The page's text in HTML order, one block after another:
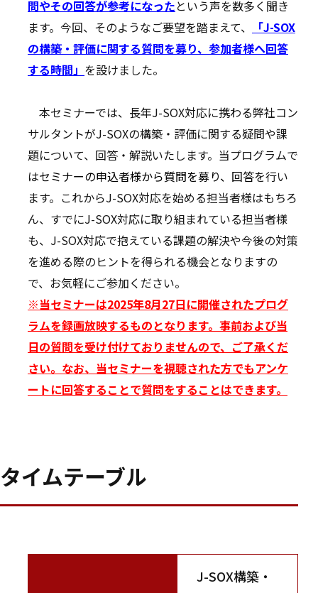
問やその回答が参考になったという声を数多く聞き
ます。今回、そのようなご要望を踏まえて、
「J-SOX
の構築・評価に関する質問を募り、参加者様へ回答
する時間」 を設けました。
本セミナーでは、長年J-SOX対応に携わる弊社コン
サルタントがJ-SOXの構築・評価に関する疑問や課
題について、回答・解説いたします。当プログラムで
はセミナーの申込者様から質問を募り、回答を行い
ます。これからJ-SOX対応を始める担当者様はもちろ
ん、すでにJ-SOX対応に取り組まれている担当者様
も、J-SOX対応で抱えている課題の解決や今後の対策
を進める際のヒントを得られる機会となりますの
で、お気軽にご参加ください。
※当セミナーは2025年8月27日に開催されたプログ
ラムを録画放映するものとなります。事前および当
日の質問を受け付けておりませんので、ご了承くだ
さい。なお、当セミナーを視聴された方でもアンケ
ートに回答することで質問をすることはできます。
タイムテーブル
J-SOX構築・